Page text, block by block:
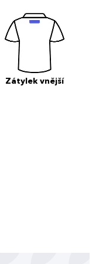
Zátylek vnější